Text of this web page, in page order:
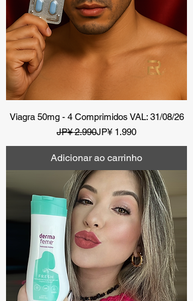
Viagra 50mg - 4 Comprimidos VAL: 31/08/26
Preço normal
JP¥ 2.990Preço promocional
JP¥ 1.990
Adicionar ao carrinho